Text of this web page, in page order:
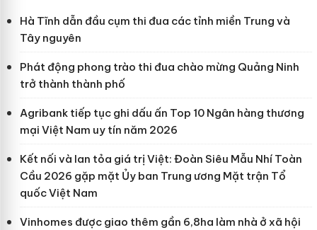
Hà Tĩnh dẫn đầu cụm thi đua các tỉnh miền Trung và
Tây nguyên
Phát động phong trào thi đua chào mừng Quảng Ninh
trở thành thành phố
Agribank tiếp tục ghi dấu ấn Top 10 Ngân hàng thương
mại Việt Nam uy tín năm 2026
Kết nối và lan tỏa giá trị Việt: Đoàn Siêu Mẫu Nhí Toàn
Cầu 2026 gặp mặt Ủy ban Trung ương Mặt trận Tổ
quốc Việt Nam
Vinhomes được giao thêm gần 6,8ha làm nhà ở xã hội